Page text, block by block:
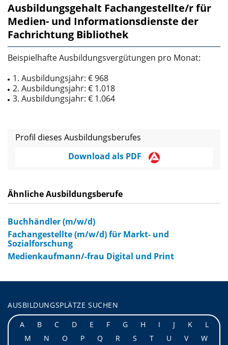
Ausbildungsgehalt Fachangestellte/r für
Medien- und Informationsdienste der
Fachrichtung Bibliothek
Beispielhafte Ausbildungsvergütungen pro Monat:
1. Ausbildungsjahr: € 968
2. Ausbildungsjahr: € 1.018
3. Ausbildungsjahr: € 1.064
Profil dieses Ausbildungsberufes
Download als PDF
Ähnliche Ausbildungsberufe
Buchhändler (m/w/d)
Fachangestellte (m/w/d) für Markt- und
Sozialforschung
Medienkaufmann/-frau Digital und Print
AUSBILDUNGSPLÄTZE SUCHEN
A
B C D E F G H I J K
L
M
N O P Q R S T U V
W